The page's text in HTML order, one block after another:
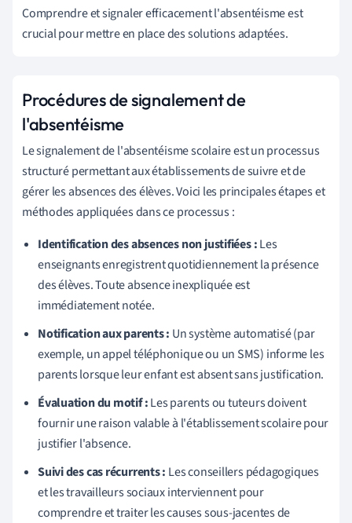
Comprendre et signaler efficacement l'absentéisme est
crucial pour mettre en place des solutions adaptées.
Procédures de signalement de
l'absentéisme
Le signalement de l'absentéisme scolaire est un processus
structuré permettant aux établissements de suivre et de
gérer les absences des élèves. Voici les principales étapes et
méthodes appliquées dans ce processus :
Identification des absences non justifiées :Les
enseignants enregistrent quotidiennement la présence
des élèves. Toute absence inexpliquée est
immédiatement notée.
Notification aux parents : Un système automatisé (par
exemple, un appel téléphonique ou un SMS) informe les
parents lorsque leur enfant est absent sans justification.
Évaluation du motif :Les parents ou tuteurs doivent
fournir une raison valable à l'établissement scolaire pour
justifier l'absence.
Suivi des cas récurrents : Les conseillers pédagogiques
et les travailleurs sociaux interviennent pour
comprendre et traiter les causes sous-jacentes de